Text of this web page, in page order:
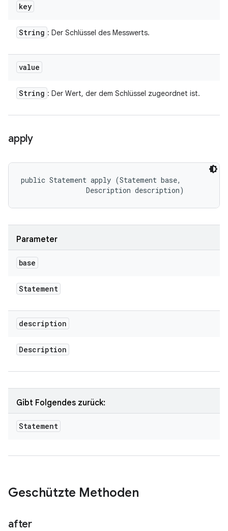
key
String : Der Schlüssel des Messwerts.
value
String : Der Wert, der dem Schlüssel zugeordnet ist.
apply
public Statement apply (Statement base,
                Description description)
Parameter
base
Statement
description
Description
Gibt Folgendes zurück:
Statement
Geschützte Methoden
after